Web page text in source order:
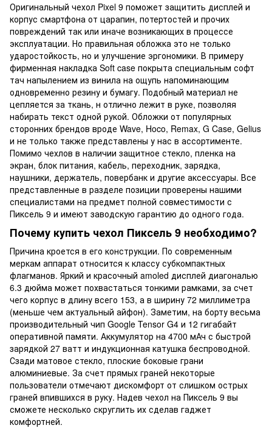
Оригинальный чехол Pixel 9 поможет защитить дисплей и
корпус смартфона от царапин, потертостей и прочих
повреждений так или иначе возникающих в процессе
эксплуатации. Но правильная обложка это не только
ударостойкость, но и улучшение эргономики. В примеру
фирменная накладка Soft case покрыта специальным софт
тач напылением из винила на ощупь напоминающим
одновременно резину и бумагу. Подобный материал не
цепляется за ткань, н отлично лежит в руке, позволяя
набирать текст одной рукой. Обложки от популярных
сторонних брендов вроде Wave, Hoco, Remax, G Case, Gelius
и не только также представлены у нас в ассортименте.
Помимо чехлов в наличии защитное стекло, пленка на
экран, блок питания, кабель, переходник, зарядка,
наушники, держатель, повербанк и другие аксессуары. Все
представленные в разделе позиции проверены нашими
специалистами на предмет полной совместимости с
Пиксель 9 и имеют заводскую гарантию до одного года.
Почему купить чехол Пиксель 9 необходимо?
Причина кроется в его конструкции. По современным
меркам аппарат относится к классу субкомпактных
флагманов. Яркий и красочный amoled дисплей диагональю
6.3 дюйма может похвастаться тонкими рамками, за счет
чего корпус в длину всего 153, а в ширину 72 миллиметра
(меньше чем актуальный айфон). Заметим, на борту весьма
производительный чип Google Tensor G4 и 12 гигабайт
оперативной памяти. Аккумулятор на 4700 мАч с быстрой
зарядкой 27 ватт и индукционная катушка беспроводной.
Сзади матовое стекло, плоские боковые грани
алюминиевые. За счет прямых граней некоторые
пользователи отмечают дискомфорт от слишком острых
граней впившихся в руку. Надев чехол на Пиксель 9 вы
сможете несколько скруглить их сделав гаджет
комфортней.